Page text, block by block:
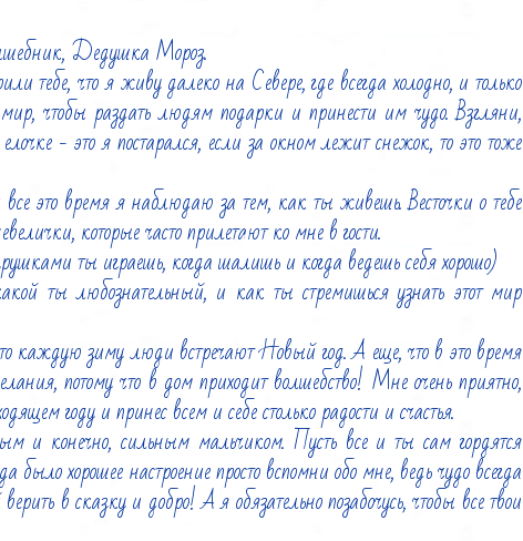
Дедушка Мороз.
тебе, что я живу далеко на Севере, где всегда холодно, и только
чтобы раздать людям подарки и принести им чудо. Взгляни,
- это я постарался, если за окном лежит снежок, то это тоже
все это время я наблюдаю за тем, как ты живешь. Весточки о тебе
которые часто прилетают ко мне в гости.
ты играешь, когда шалишь и когда ведешь себя хорошо)
ты любознательный, и как ты стремишься узнать этот мир
каждую зиму люди встречают Новый год. А еще, что в это время
потому что в дом приходит волшебство! Мне очень приятно,
году и принес всем и себе столько радости и счастья.
и конечно, сильным мальчиком. Пусть все и ты сам гордятся
было хорошее настроение просто вспомни обо мне, ведь чудо всегда
в сказку и добро! А я обязательно позабочусь, чтобы все твои